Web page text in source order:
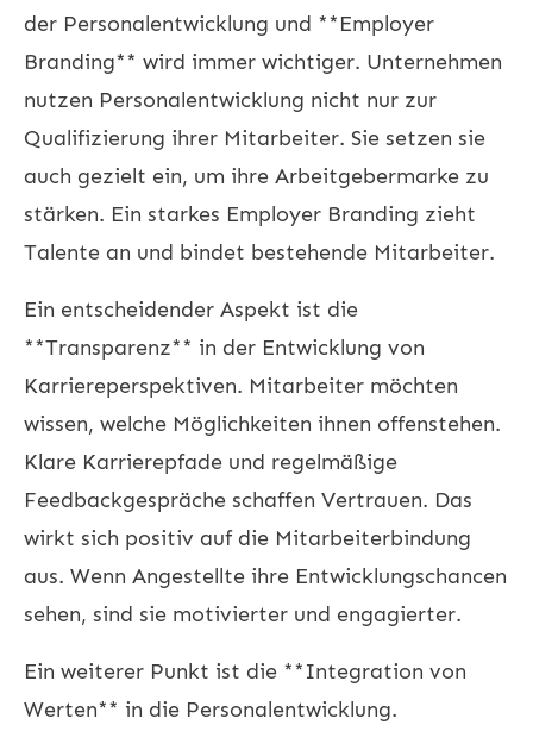
der Personalentwicklung und **Employer
Branding** wird immer wichtiger. Unternehmen
nutzen Personalentwicklung nicht nur zur
Qualifizierung ihrer Mitarbeiter. Sie setzen sie
auch gezielt ein, um ihre Arbeitgebermarke zu
stärken. Ein starkes Employer Branding zieht
Talente an und bindet bestehende Mitarbeiter.
Ein entscheidender Aspekt ist die
**Transparenz** in der Entwicklung von
Karriereperspektiven. Mitarbeiter möchten
wissen, welche Möglichkeiten ihnen offenstehen.
Klare Karrierepfade und regelmäßige
Feedbackgespräche schaffen Vertrauen. Das
wirkt sich positiv auf die Mitarbeiterbindung
aus. Wenn Angestellte ihre Entwicklungschancen
sehen, sind sie motivierter und engagierter.
Ein weiterer Punkt ist die **Integration von
Werten** in die Personalentwicklung.